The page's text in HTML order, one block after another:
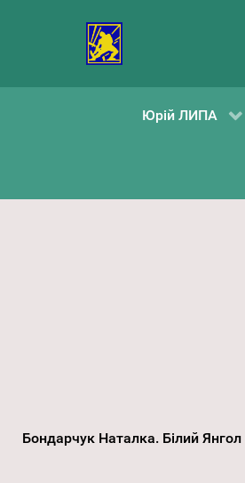
Юрій ЛИПА
Бондарчук Наталка. Білий Янгол